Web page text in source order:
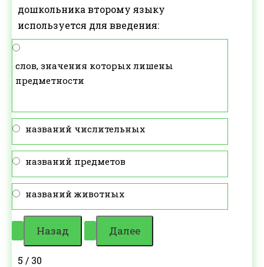
дошкольника второму языку
используется для введения:
слов, значения которых лишены
предметности
названий числительных
названий предметов
названий животных
5 / 30